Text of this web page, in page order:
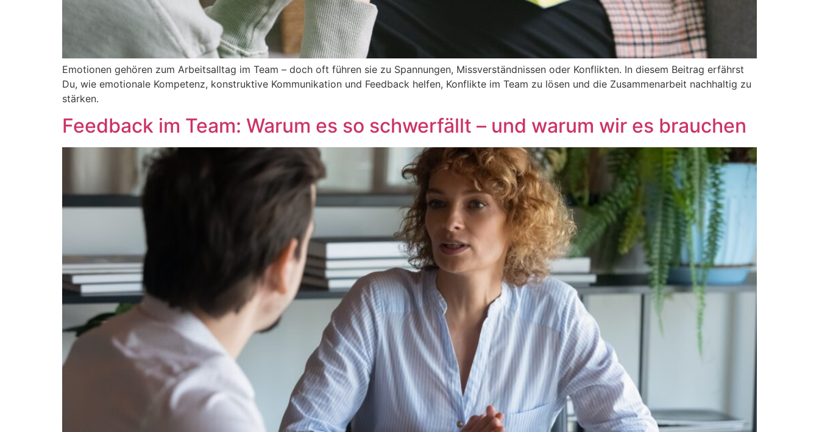
Emotionen gehören zum Arbeitsalltag im Team – doch oft führen sie zu Spannungen, Missverständnissen oder Konflikten. In diesem Beitrag erfährst
Du, wie emotionale Kompetenz, konstruktive Kommunikation und Feedback helfen, Konflikte im Team zu lösen und die Zusammenarbeit nachhaltig zu
stärken.
Feedback im Team: Warum es so schwerfällt – und warum wir es brauchen